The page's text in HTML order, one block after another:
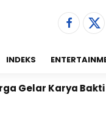
INDEKS
Bakti Bersihkan